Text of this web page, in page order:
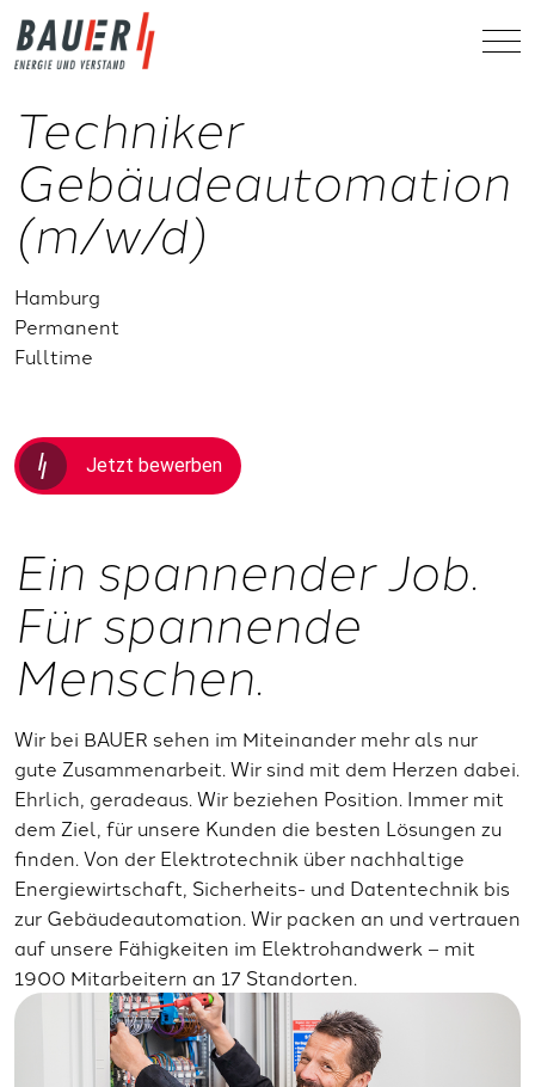
Techniker
Gebäudeautomation
(m/w/d)
Hamburg
Permanent
Fulltime
Jetzt bewerben
Ein spannender Job.
Für spannende
Menschen.
Wir bei BAUER sehen im Miteinander mehr als nur
gute Zusammenarbeit. Wir sind mit dem Herzen dabei.
Ehrlich, geradeaus. Wir beziehen Position. Immer mit
dem Ziel, für unsere Kunden die besten Lösungen zu
finden. Von der Elektrotechnik über nachhaltige
Energiewirtschaft, Sicherheits- und Datentechnik bis
zur Gebäudeautomation. Wir packen an und vertrauen
auf unsere Fähigkeiten im Elektrohandwerk – mit
1900 Mitarbeitern an 17 Standorten.